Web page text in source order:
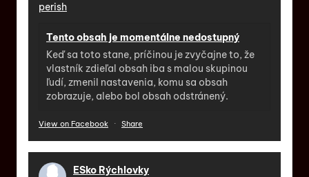
perish
Tento obsah je momentálne nedostupný
Keď sa toto stane, príčinou je zvyčajne to, že
vlastník zdieľal obsah iba s malou skupinou
ľudí, zmenil nastavenia, komu sa obsah
zobrazuje, alebo bol obsah odstránený.
View on Facebook · Share
ESko Rýchlovky